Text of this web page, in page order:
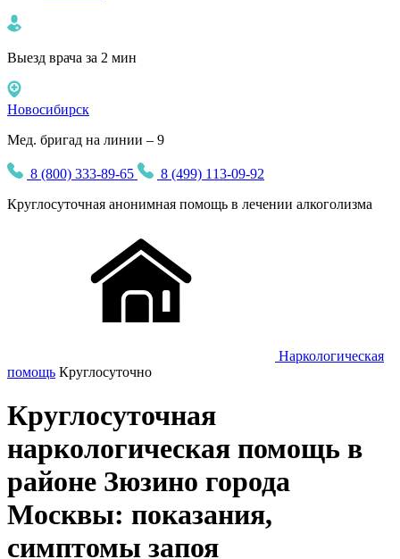
Выезд врача за 2 мин
Новосибирск
Мед. бригад на линии – 9
8 (800) 333-89-65
8 (499) 113-09-92
Круглосуточная анонимная помощь в лечении алкоголизма
Наркологическая
помощь Круглосуточно
Круглосуточная
наркологическая помощь в
районе Зюзино города
Москвы: показания,
симптомы запоя